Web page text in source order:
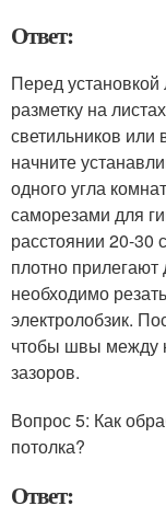
Ответ:
Перед установкой
разметку на
светильников или
начните
одного угла
саморезами для
расстоянии 20-30
плотно прилегают
необходимо
электролобзик.
чтобы швы между
зазоров.
Вопрос 5: Как
потолка?
Ответ: